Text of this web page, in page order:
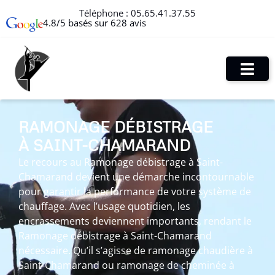
Téléphone : 05.65.41.37.55
4.8/5 basés sur 628 avis
RAMONAGE DÉBISTRAGE
À SAINT-CHAMARAND
Le recours au Ramonage débistrage à Saint-
Chamarand devient une démarche incontournable
pour garantir la performance de votre système de
chauffage. Avec l’usage quotidien, les
encrassements deviennent importants, rendant le
Ramonage débistrage à Saint-Chamarand
nécessaire. Qu’il s’agisse de ramonage chaudière à
Saint-Chamarand ou ramonage de cheminée à